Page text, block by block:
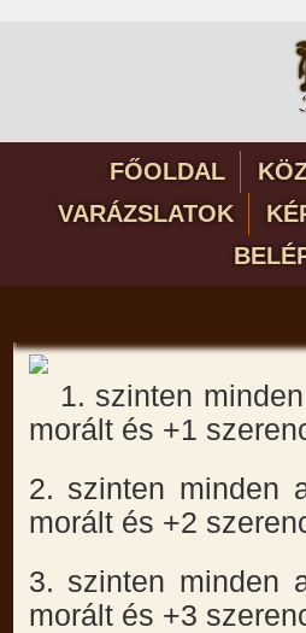
FŐOLDAL
VARÁZSLATOK
1. szinten
morált és +1
2. szinten minden
morált és +2
3. szinten minden
morált és +3